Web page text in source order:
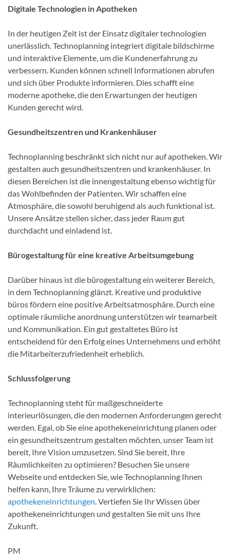
Digitale Technologien in Apotheken
In der heutigen Zeit ist der Einsatz digitaler technologien
unerlässlich. Technoplanning integriert digitale bildschirme
und interaktive Elemente, um die Kundenerfahrung zu
verbessern. Kunden können schnell Informationen abrufen
und sich über Produkte informieren. Dies schafft eine
moderne apotheke, die den Erwartungen der heutigen
Kunden gerecht wird.
Gesundheitszentren und Krankenhäuser
Technoplanning beschränkt sich nicht nur auf apotheken. Wir
gestalten auch gesundheitszentren und krankenhäuser. In
diesen Bereichen ist die innengestaltung ebenso wichtig für
das Wohlbefinden der Patienten. Wir schaffen eine
Atmosphäre, die sowohl beruhigend als auch funktional ist.
Unsere Ansätze stellen sicher, dass jeder Raum gut
durchdacht und einladend ist.
Bürogestaltung für eine kreative Arbeitsumgebung
Darüber hinaus ist die bürogestaltung ein weiterer Bereich,
in dem Technoplanning glänzt. Kreative und produktive
büros fördern eine positive Arbeitsatmosphäre. Durch eine
optimale räumliche anordnung unterstützen wir teamarbeit
und Kommunikation. Ein gut gestaltetes Büro ist
entscheidend für den Erfolg eines Unternehmens und erhöht
die Mitarbeiterzufriedenheit erheblich.
Schlussfolgerung
Technoplanning steht für maßgeschneiderte
interieurlösungen, die den modernen Anforderungen gerecht
werden. Egal, ob Sie eine apothekeneinrichtung planen oder
ein gesundheitszentrum gestalten möchten, unser Team ist
bereit, Ihre Vision umzusetzen. Sind Sie bereit, Ihre
Räumlichkeiten zu optimieren? Besuchen Sie unsere
Webseite und entdecken Sie, wie Technoplanning Ihnen
helfen kann, Ihre Träume zu verwirklichen:
apothekeneinrichtungen. Vertiefen Sie Ihr Wissen über
apothekeneinrichtungen und gestalten Sie mit uns Ihre
Zukunft.
PM